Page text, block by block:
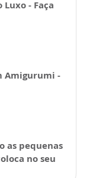
- Faça
Amigurumi -
as pequenas
no seu